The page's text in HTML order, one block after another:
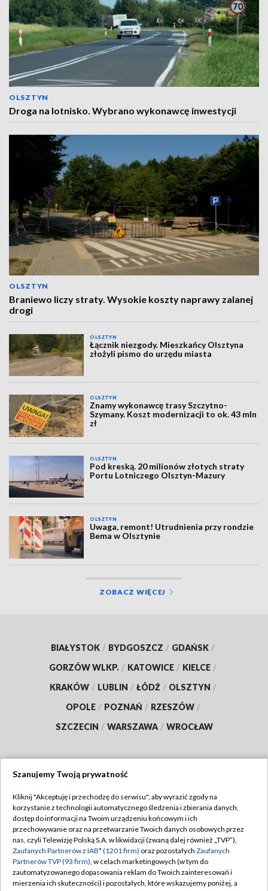
OLSZTYN
Droga na lotnisko. Wybrano wykonawcę inwestycji
OLSZTYN
Braniewo liczy straty. Wysokie koszty naprawy zalanej
drogi
OLSZTYN
Łącznik niezgody. Mieszkańcy Olsztyna
złożyli pismo do urzędu miasta
OLSZTYN
Znamy wykonawcę trasy Szczytno-
Szymany. Koszt modernizacji to ok. 43 mln
zł
OLSZTYN
Pod kreską. 20 milionów złotych straty
Portu Lotniczego Olsztyn-Mazury
OLSZTYN
Uwaga, remont! Utrudnienia przy rondzie
Bema w Olsztynie
ZOBACZ WIĘCEJ
BIAŁYSTOK / BYDGOSZCZ / GDAŃSK /
GORZÓW WLKP. / KATOWICE / KIELCE /
KRAKÓW / LUBLIN / ŁÓDŹ / OLSZTYN /
OPOLE / POZNAŃ / RZESZÓW /
SZCZECIN / WARSZAWA / WROCŁAW
TVP
Abonament TVP
Emisja w TVP
Centrum informacji TVP
Naziemna Telewizja Cyfrowa
Regulamin TVP
Polityka prywatności
Moje zgody
Szanujemy Twoją prywatność
Kliknij "Akceptuję i przechodzę do serwisu", aby wyrazić zgody na
korzystanie z technologii automatycznego śledzenia i zbierania danych,
dostęp do informacji na Twoim urządzeniu końcowym i ich
przechowywanie oraz na przetwarzanie Twoich danych osobowych przez
nas, czyli Telewizję Polską S.A. w likwidacji (zwaną dalej również „TVP”),
Zaufanych Partnerów z IAB* (1201 firm) oraz pozostałych Zaufanych
Partnerów TVP (93 firm), w celach marketingowych (w tym do
zautomatyzowanego dopasowania reklam do Twoich zainteresowań i
mierzenia ich skuteczności) i pozostałych, które wskazujemy poniżej, a